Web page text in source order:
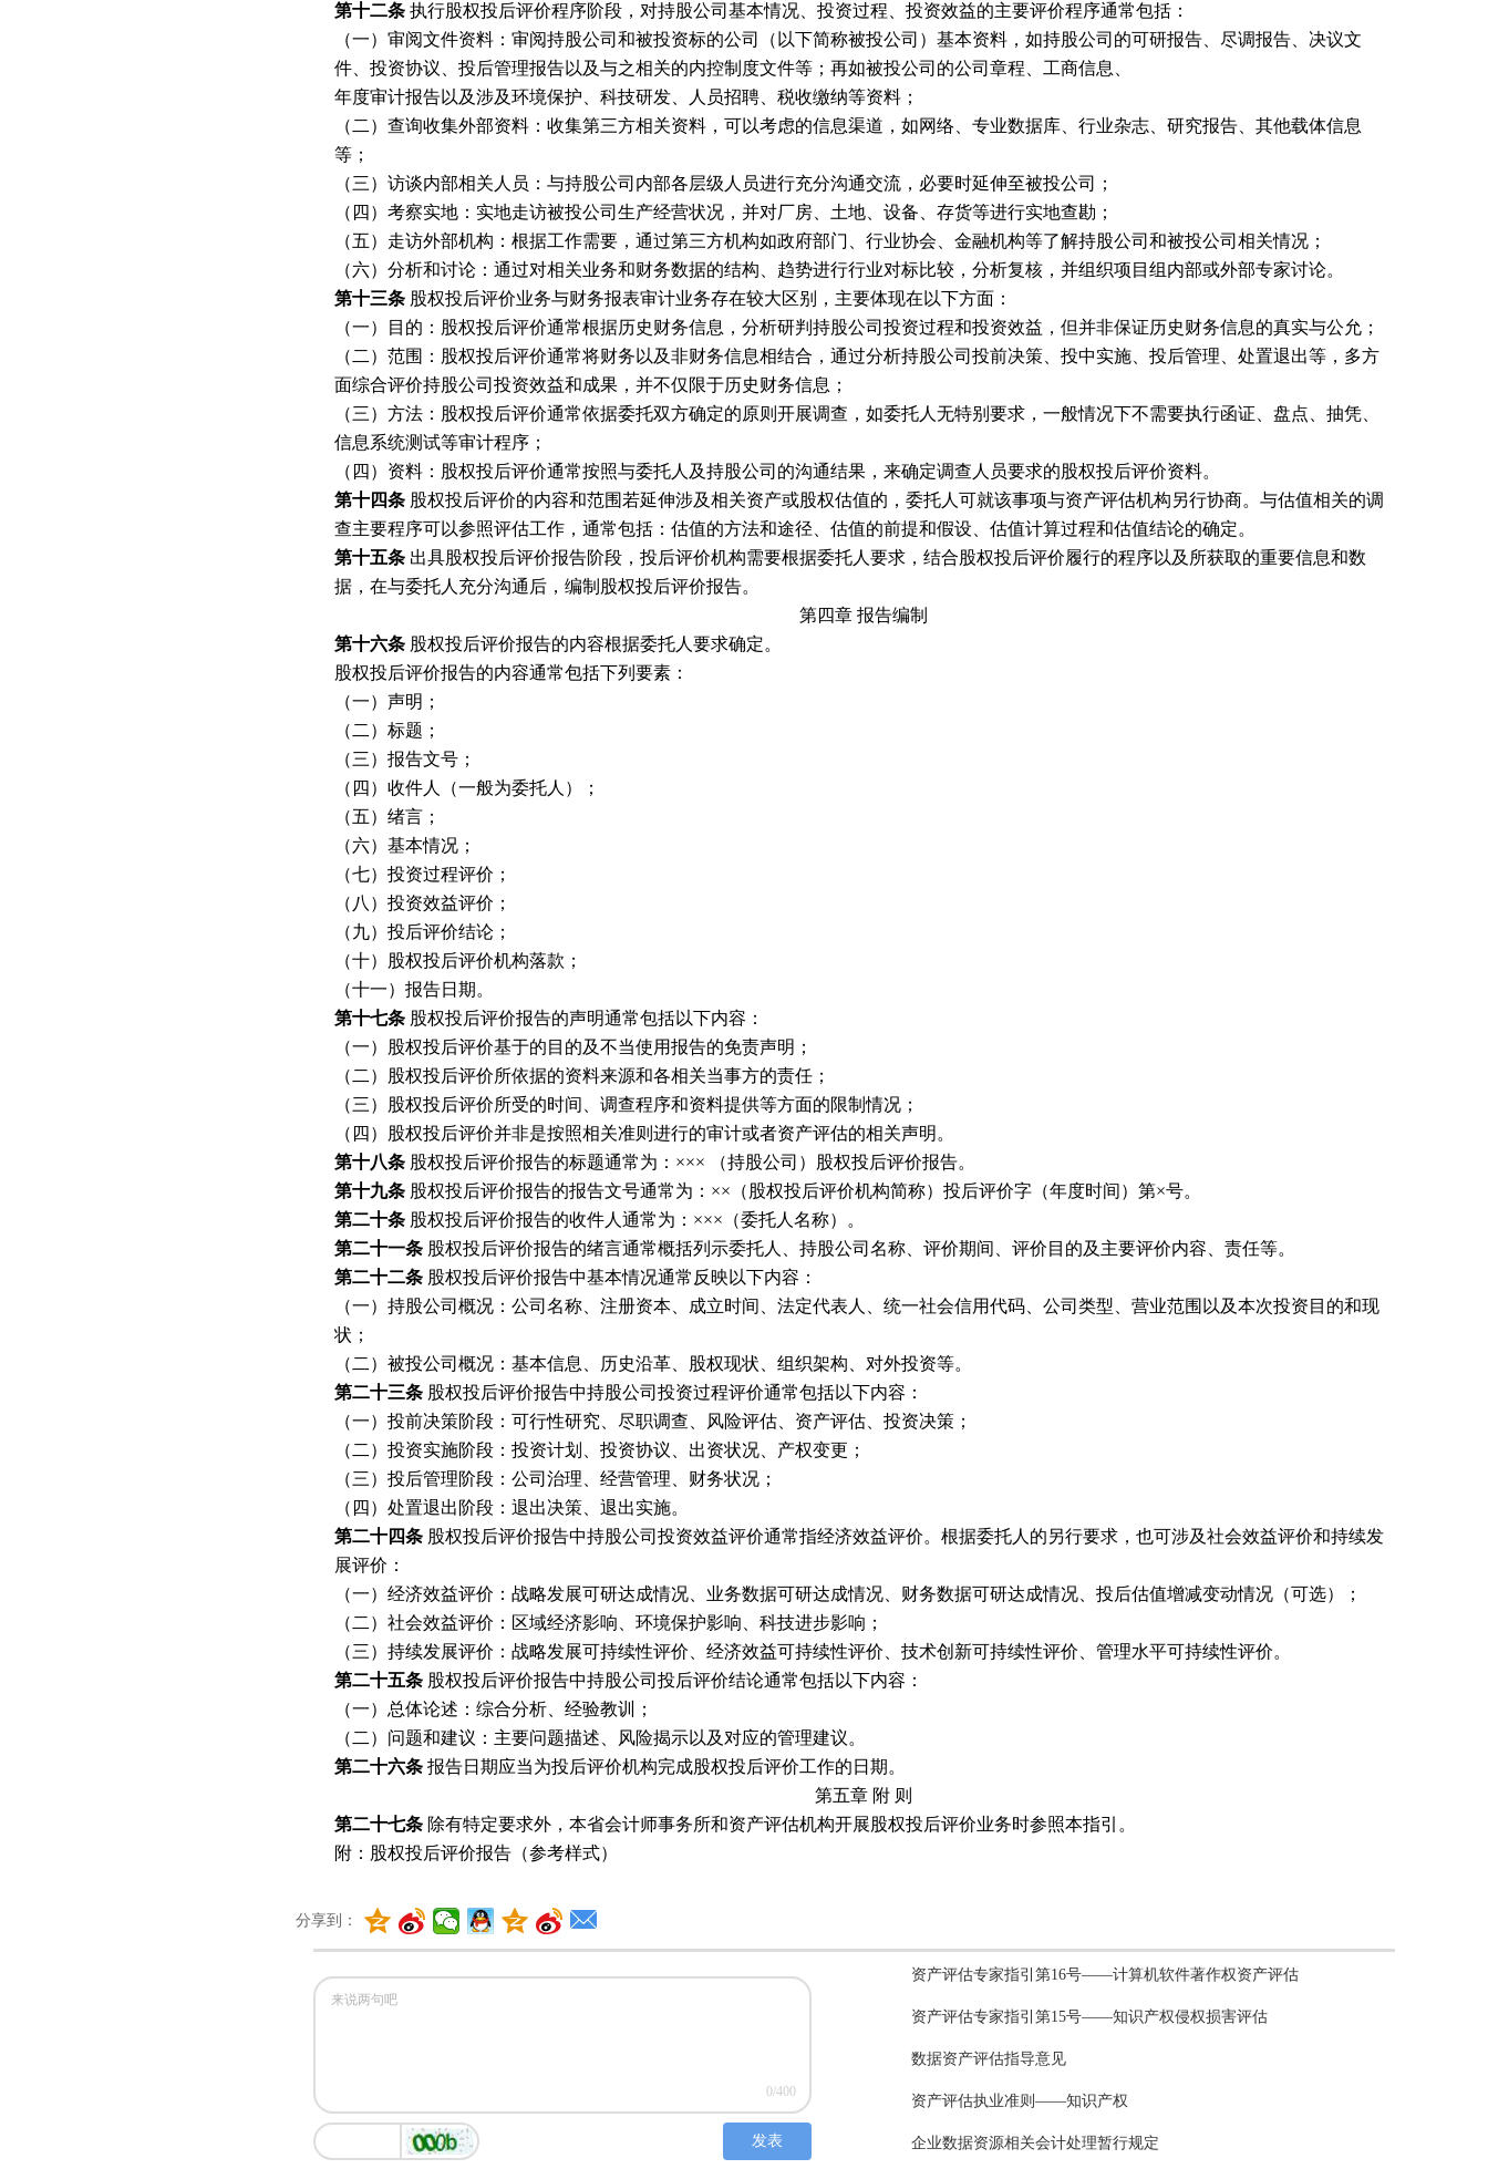
第十二条 执行股权投后评价程序阶段，对持股公司基本情况、投资过程、投资效益的主要评价程序通常包括：
（一）审阅文件资料：审阅持股公司和被投资标的公司（以下简称被投公司）基本资料，如持股公司的可研报告、尽调报告、决议文
件、投资协议、投后管理报告以及与之相关的内控制度文件等；再如被投公司的公司章程、工商信息、
年度审计报告以及涉及环境保护、科技研发、人员招聘、税收缴纳等资料；
（二）查询收集外部资料：收集第三方相关资料，可以考虑的信息渠道，如网络、专业数据库、行业杂志、研究报告、其他载体信息
等；
（三）访谈内部相关人员：与持股公司内部各层级人员进行充分沟通交流，必要时延伸至被投公司；
（四）考察实地：实地走访被投公司生产经营状况，并对厂房、土地、设备、存货等进行实地查勘；
（五）走访外部机构：根据工作需要，通过第三方机构如政府部门、行业协会、金融机构等了解持股公司和被投公司相关情况；
（六）分析和讨论：通过对相关业务和财务数据的结构、趋势进行行业对标比较，分析复核，并组织项目组内部或外部专家讨论。
第十三条 股权投后评价业务与财务报表审计业务存在较大区别，主要体现在以下方面：
（一）目的：股权投后评价通常根据历史财务信息，分析研判持股公司投资过程和投资效益，但并非保证历史财务信息的真实与公允；
（二）范围：股权投后评价通常将财务以及非财务信息相结合，通过分析持股公司投前决策、投中实施、投后管理、处置退出等，多方
面综合评价持股公司投资效益和成果，并不仅限于历史财务信息；
（三）方法：股权投后评价通常依据委托双方确定的原则开展调查，如委托人无特别要求，一般情况下不需要执行函证、盘点、抽凭、
信息系统测试等审计程序；
（四）资料：股权投后评价通常按照与委托人及持股公司的沟通结果，来确定调查人员要求的股权投后评价资料。
第十四条 股权投后评价的内容和范围若延伸涉及相关资产或股权估值的，委托人可就该事项与资产评估机构另行协商。与估值相关的调
查主要程序可以参照评估工作，通常包括：估值的方法和途径、估值的前提和假设、估值计算过程和估值结论的确定。
第十五条 出具股权投后评价报告阶段，投后评价机构需要根据委托人要求，结合股权投后评价履行的程序以及所获取的重要信息和数
据，在与委托人充分沟通后，编制股权投后评价报告。
第四章 报告编制
第十六条 股权投后评价报告的内容根据委托人要求确定。
股权投后评价报告的内容通常包括下列要素：
（一）声明；
（二）标题；
（三）报告文号；
（四）收件人（一般为委托人）；
（五）绪言；
（六）基本情况；
（七）投资过程评价；
（八）投资效益评价；
（九）投后评价结论；
（十）股权投后评价机构落款；
（十一）报告日期。
第十七条 股权投后评价报告的声明通常包括以下内容：
（一）股权投后评价基于的目的及不当使用报告的免责声明；
（二）股权投后评价所依据的资料来源和各相关当事方的责任；
（三）股权投后评价所受的时间、调查程序和资料提供等方面的限制情况；
（四）股权投后评价并非是按照相关准则进行的审计或者资产评估的相关声明。
第十八条 股权投后评价报告的标题通常为： ××× （持股公司）股权投后评价报告。
第十九条 股权投后评价报告的报告文号通常为： ××（股权投后评价机构简称）投后评价字（年度时间）第×号。
第二十条 股权投后评价报告的收件人通常为： ×××（委托人名称）。
第二十一条 股权投后评价报告的绪言通常概括列示委托人、持股公司名称、评价期间、评价目的及主要评价内容、责任等。
第二十二条 股权投后评价报告中基本情况通常反映以下内容：
（一）持股公司概况：公司名称、注册资本、成立时间、法定代表人、统一社会信用代码、公司类型、营业范围以及本次投资目的和现
状；
（二）被投公司概况：基本信息、历史沿革、股权现状、组织架构、对外投资等。
第二十三条 股权投后评价报告中持股公司投资过程评价通常包括以下内容：
（一）投前决策阶段：可行性研究、尽职调查、风险评估、资产评估、投资决策；
（二）投资实施阶段：投资计划、投资协议、出资状况、产权变更；
（三）投后管理阶段：公司治理、经营管理、财务状况；
（四）处置退出阶段：退出决策、退出实施。
第二十四条 股权投后评价报告中持股公司投资效益评价通常指经济效益评价。根据委托人的另行要求，也可涉及社会效益评价和持续发
展评价：
（一）经济效益评价：战略发展可研达成情况、业务数据可研达成情况、财务数据可研达成情况、投后估值增减变动情况（可选）；
（二）社会效益评价：区域经济影响、环境保护影响、科技进步影响；
（三）持续发展评价：战略发展可持续性评价、经济效益可持续性评价、技术创新可持续性评价、管理水平可持续性评价。
第二十五条 股权投后评价报告中持股公司投后评价结论通常包括以下内容：
（一）总体论述：综合分析、经验教训；
（二）问题和建议：主要问题描述、风险揭示以及对应的管理建议。
第二十六条 报告日期应当为投后评价机构完成股权投后评价工作的日期。
第五章 附 则
第二十七条 除有特定要求外，本省会计师事务所和资产评估机构开展股权投后评价业务时参照本指引。
附：股权投后评价报告（参考样式）
分享到：
资产评估专家指引第16号——计算机软件著作权资产评估
资产评估专家指引第15号——知识产权侵权损害评估
数据资产评估指导意见
资产评估执业准则——知识产权
企业数据资源相关会计处理暂行规定
0/400
发表